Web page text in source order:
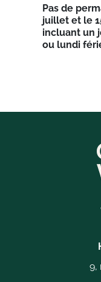
Pas de
juillet et le
incluant un
ou lundi
9,